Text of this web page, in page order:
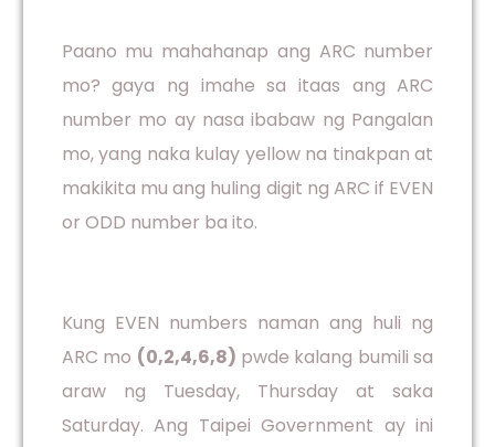
Paano mu mahahanap ang ARC number
mo? gaya ng imahe sa itaas ang ARC
number mo ay nasa ibabaw ng Pangalan
mo, yang naka kulay yellow na tinakpan at
makikita mu ang huling digit ng ARC if EVEN
or ODD number ba ito.
Kung EVEN numbers naman ang huli ng
ARC mo (0,2,4,6,8) pwde kalang bumili sa
araw ng Tuesday, Thursday at saka
Saturday. Ang Taipei Government ay ini